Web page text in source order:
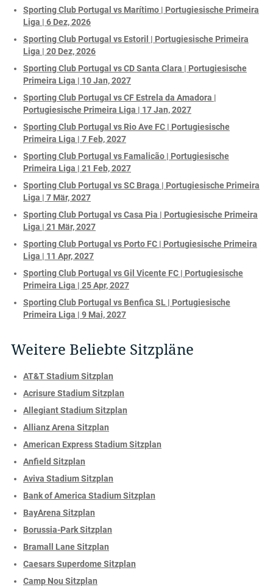
Sporting Club Portugal vs Marítimo | Portugiesische Primeira
Liga | 6 Dez, 2026
Sporting Club Portugal vs Estoril | Portugiesische Primeira
Liga | 20 Dez, 2026
Sporting Club Portugal vs CD Santa Clara | Portugiesische
Primeira Liga | 10 Jan, 2027
Sporting Club Portugal vs CF Estrela da Amadora |
Portugiesische Primeira Liga | 17 Jan, 2027
Sporting Club Portugal vs Rio Ave FC | Portugiesische
Primeira Liga | 7 Feb, 2027
Sporting Club Portugal vs Famalicão | Portugiesische
Primeira Liga | 21 Feb, 2027
Sporting Club Portugal vs SC Braga | Portugiesische Primeira
Liga | 7 Mär, 2027
Sporting Club Portugal vs Casa Pia | Portugiesische Primeira
Liga | 21 Mär, 2027
Sporting Club Portugal vs Porto FC | Portugiesische Primeira
Liga | 11 Apr, 2027
Sporting Club Portugal vs Gil Vicente FC | Portugiesische
Primeira Liga | 25 Apr, 2027
Sporting Club Portugal vs Benfica SL | Portugiesische
Primeira Liga | 9 Mai, 2027
Weitere Beliebte Sitzpläne
AT&T Stadium Sitzplan
Acrisure Stadium Sitzplan
Allegiant Stadium Sitzplan
Allianz Arena Sitzplan
American Express Stadium Sitzplan
Anfield Sitzplan
Aviva Stadium Sitzplan
Bank of America Stadium Sitzplan
BayArena Sitzplan
Borussia-Park Sitzplan
Bramall Lane Sitzplan
Caesars Superdome Sitzplan
Camp Nou Sitzplan